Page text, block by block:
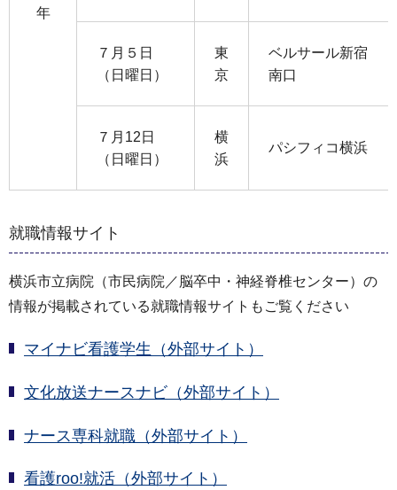
年
７月５日
（日曜日）
東
京
ベルサール新宿
南口
７月12日
（日曜日）
横
浜
パシフィコ横浜
就職情報サイト
横浜市立病院（市民病院／脳卒中・神経脊椎センター）の
情報が掲載されている就職情報サイトもご覧ください
マイナビ看護学生（外部サイト）
文化放送ナースナビ（外部サイト）
ナース専科就職（外部サイト）
看護roo!就活（外部サイト）